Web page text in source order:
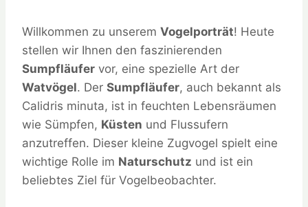
Willkommen zu unserem Vogelporträt! Heute
stellen wir Ihnen den faszinierenden
Sumpfläufer vor, eine spezielle Art der
Watvögel. Der Sumpfläufer, auch bekannt als
Calidris minuta, ist in feuchten Lebensräumen
wie Sümpfen, Küsten und Flussufern
anzutreffen. Dieser kleine Zugvogel spielt eine
wichtige Rolle im Naturschutz und ist ein
beliebtes Ziel für Vogelbeobachter.